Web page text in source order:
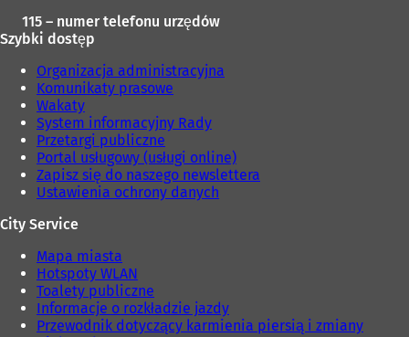
115 – numer telefonu urzędów
Szybki dostęp
Organizacja administracyjna
Komunikaty prasowe
Wakaty
System informacyjny Rady
Przetargi publiczne
Portal usługowy (usługi online)
Zapisz się do naszego newslettera
Ustawienia ochrony danych
City Service
Mapa miasta
Hotspoty WLAN
Toalety publiczne
Informacje o rozkładzie jazdy
Przewodnik dotyczący karmienia piersią i zmiany